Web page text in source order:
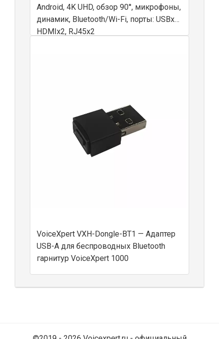
Android, 4K UHD, обзор 90°, микрофоны,
динамик, Bluetooth/Wi-Fi, порты: USBx1,
HDMIx2, RJ45x2
VoiceXpert VXH-Dongle-BT1 — Адаптер
USB-A для беспроводных Bluetooth
гарнитур VoiceXpert 1000